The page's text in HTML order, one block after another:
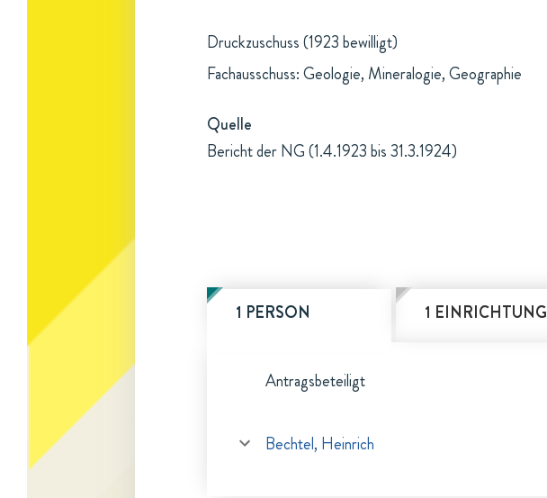
Druckzuschuss (1923 bewilligt)
Fachausschuss: Geologie, Mineralogie, Geographie
Quelle
Bericht der NG (1.4.1923 bis 31.3.1924)
1 PERSON 1 EINRICHTUNG
Antragsbeteiligt
Bechtel, Heinrich